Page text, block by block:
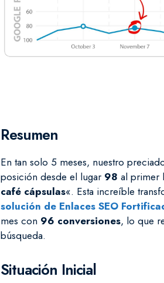
Resumen
En tan solo 5 meses, nuestro
posición desde el lugar 98 al primer
café cápsulas«. Esta increíble
solución de Enlaces SEO
mes con 96 conversiones, lo que
búsqueda.
Situación Inicial